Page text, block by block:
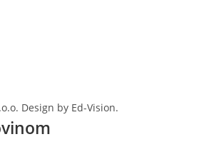
Design by Ed-Vision.